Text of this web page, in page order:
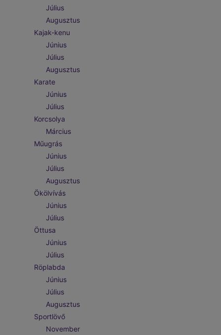
Július
Augusztus
Kajak-kenu
Június
Július
Augusztus
Karate
Június
Július
Korcsolya
Március
Műugrás
Június
Július
Augusztus
Ökölvívás
Június
Július
Öttusa
Június
Július
Röplabda
Június
Július
Augusztus
Sportlövő
November